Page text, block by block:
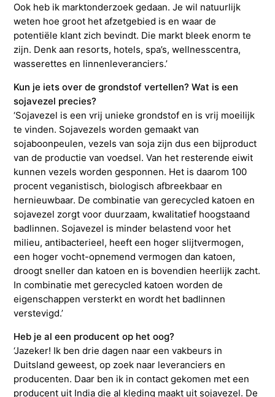
Ook heb ik marktonderzoek gedaan. Je wil natuurlijk
weten hoe groot het afzetgebied is en waar de
potentiële klant zich bevindt. Die markt bleek enorm te
zijn. Denk aan resorts, hotels, spa’s, wellnesscentra,
wasserettes en linnenleveranciers.’
Kun je iets over de grondstof vertellen? Wat is een
sojavezel precies?
‘Sojavezel is een vrij unieke grondstof en is vrij moeilijk
te vinden. Sojavezels worden gemaakt van
sojaboonpeulen, vezels van soja zijn dus een bijproduct
van de productie van voedsel. Van het resterende eiwit
kunnen vezels worden gesponnen. Het is daarom 100
procent veganistisch, biologisch afbreekbaar en
hernieuwbaar. De combinatie van gerecycled katoen en
sojavezel zorgt voor duurzaam, kwalitatief hoogstaand
badlinnen. Sojavezel is minder belastend voor het
milieu, antibacterieel, heeft een hoger slijtvermogen,
een hoger vocht-opnemend vermogen dan katoen,
droogt sneller dan katoen en is bovendien heerlijk zacht.
In combinatie met gerecycled katoen worden de
eigenschappen versterkt en wordt het badlinnen
verstevigd.’
Heb je al een producent op het oog?
‘Jazeker! Ik ben drie dagen naar een vakbeurs in
Duitsland geweest, op zoek naar leveranciers en
producenten. Daar ben ik in contact gekomen met een
producent uit India die al kleding maakt uit sojavezel. De